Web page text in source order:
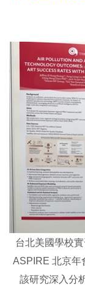
台北美國學校
ASPIRE 北京年
該研究深入分